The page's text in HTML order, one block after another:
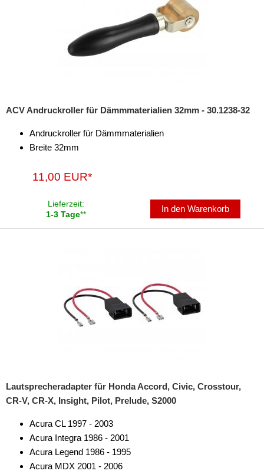
ACV Andruckroller für Dämmmaterialien 32mm - 30.1238-32
Andruckroller für Dämmmaterialien
Breite 32mm
11,00 EUR*
Lieferzeit:
1-3 Tage**
In den Warenkorb
Lautsprecheradapter für Honda Accord, Civic, Crosstour,
CR-V, CR-X, Insight, Pilot, Prelude, S2000
Acura CL 1997 - 2003
Acura Integra 1986 - 2001
Acura Legend 1986 - 1995
Acura MDX 2001 - 2006